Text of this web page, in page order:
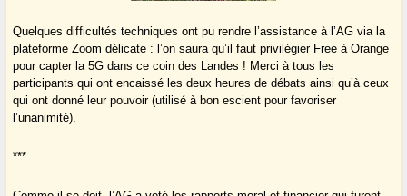
Quelques difficultés techniques ont pu rendre l’assistance à l’AG via la
plateforme Zoom délicate : l’on saura qu’il faut privilégier Free à Orange
pour capter la 5G dans ce coin des Landes ! Merci à tous les
participants qui ont encaissé les deux heures de débats ainsi qu’à ceux
qui ont donné leur pouvoir (utilisé à bon escient pour favoriser
l’unanimité).
***